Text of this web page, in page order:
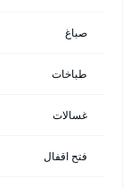
صباغ
طباخات
غسالات
فتح اقفال